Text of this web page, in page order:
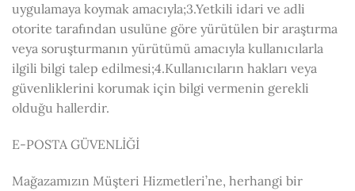
uygulamaya koymak amacıyla;3.Yetkili idari ve adli
otorite tarafından usulüne göre yürütülen bir araştırma
veya soruşturmanın yürütümü amacıyla kullanıcılarla
ilgili bilgi talep edilmesi;4.Kullanıcıların hakları veya
güvenliklerini korumak için bilgi vermenin gerekli
olduğu hallerdir.
E-POSTA GÜVENLİĞİ
Mağazamızın Müşteri Hizmetleri’ne, herhangi bir